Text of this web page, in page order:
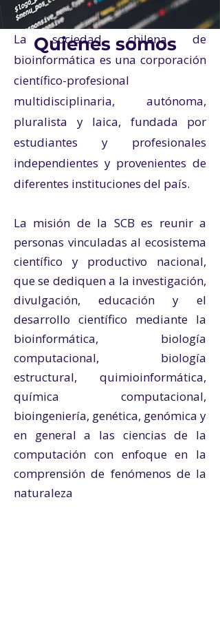
La sociedad chilena de
bioinformática es una corporación
científico-profesional
multidisciplinaria, autónoma,
pluralista y laica, fundada por
estudiantes y profesionales
independientes y provenientes de
diferentes instituciones del país.
La misión de la SCB es reunir a
personas vinculadas al ecosistema
científico y productivo nacional,
que se dediquen a la investigación,
divulgación, educación y el
desarrollo científico mediante la
bioinformática, biología
computacional, biología
estructural, quimioinformática,
química computacional,
bioingeniería, genética, genómica y
en general a las ciencias de la
computación con enfoque en la
comprensión de fenómenos de la
naturaleza​
Quienes somos